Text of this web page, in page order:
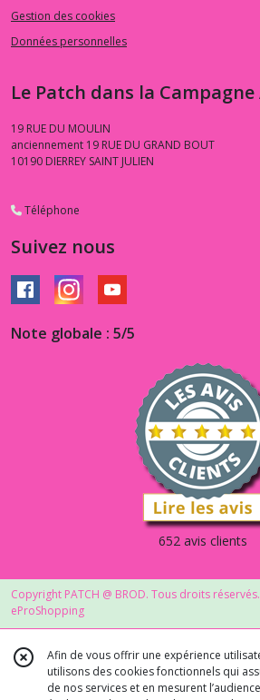
Gestion des cookies
Données personnelles
Le Patch dans la Campagne
19 RUE DU MOULIN
anciennement 19 RUE DU GRAND BOUT
10190 DIERREY SAINT JULIEN
Téléphone
Suivez nous
Note globale : 5/5
652 avis clients
Copyright PATCH @ BROD. Tous droits
eProShopping
Afin de vous offrir une expérience
utilisons des cookies fonctionnels qui
de nos services et en mesurent